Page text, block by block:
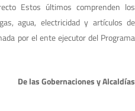
Estos últimos comprenden los
agua, electricidad y artículos de
por el ente ejecutor del Programa
De las Gobernaciones y Alcaldías